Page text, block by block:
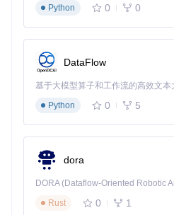
Python
0 0
DataFlow
基于大模型算子和工作流的高效文
Python
0 5
dora
Rust
0 1